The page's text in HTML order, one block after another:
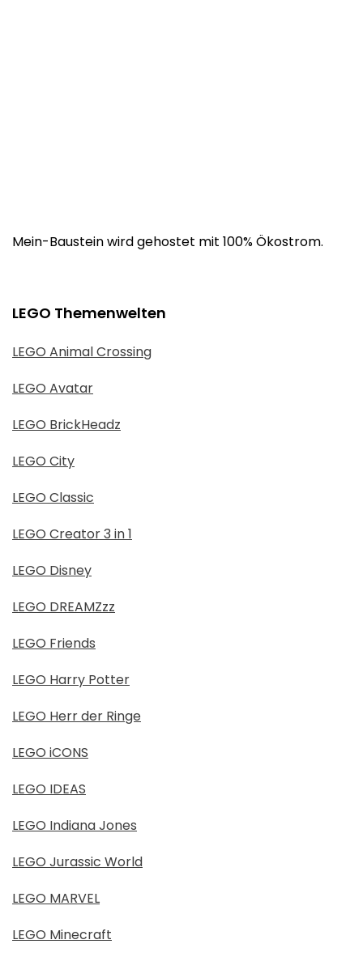
Mein-Baustein wird gehostet mit 100% Ökostrom.
LEGO Themenwelten
LEGO Animal Crossing
LEGO Avatar
LEGO BrickHeadz
LEGO City
LEGO Classic
LEGO Creator 3 in 1
LEGO Disney
LEGO DREAMZzz
LEGO Friends
LEGO Harry Potter
LEGO Herr der Ringe
LEGO iCONS
LEGO IDEAS
LEGO Indiana Jones
LEGO Jurassic World
LEGO MARVEL
LEGO Minecraft